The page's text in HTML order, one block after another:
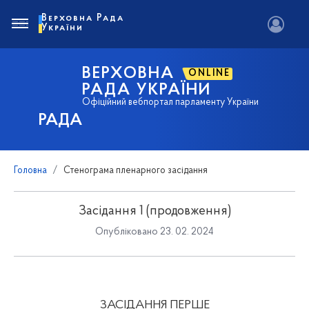
РАДА
ВЕРХОВНА ONLINE
РАДА УКРАЇНИ
Офіційний вебпортал парламенту України
Верховна Рада
України
Головна Стенограма пленарного засідання
Засідання 1 (продовження)
Опубліковано 23. 02. 2024
ЗАСІДАННЯ ПЕРШЕ